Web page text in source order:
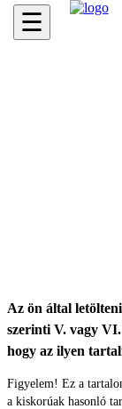
☰
Az ön által
szerinti V. vagy
hogy az ilyen
Figyelem! Ez a
a kiskorúak hasonló